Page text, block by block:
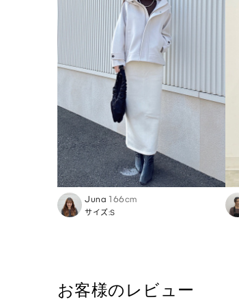
Juna 166cm
サイズ:S
お客様のレビュー